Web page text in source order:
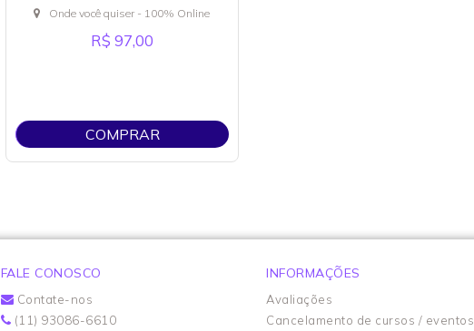
Onde você quiser - 100% Online
R$ 97,00
COMPRAR
FALE CONOSCO
Contate-nos
(11) 93086-6610
INFORMAÇÕES
Avaliações
Cancelamento de cursos / eventos